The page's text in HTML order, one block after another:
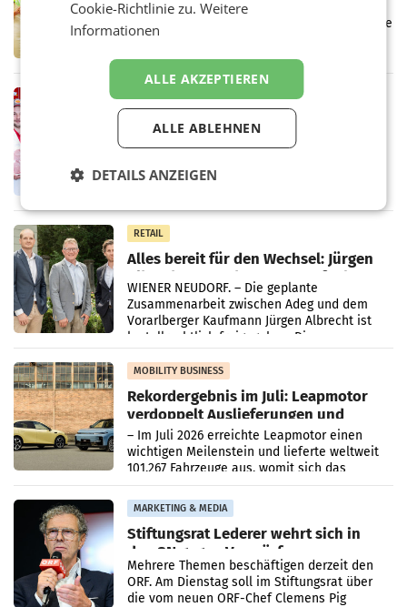
Über den gesamten August hinweg rücken die
Altstoff Recycling Austria AG (ARA) und der
Handelskonzern Müller die Initiative
„Kreislauf-Helden“ in allen österreichischen
Müller-Filialen
Penny modernisiert zwei Filialen in
Ober- und Niederösterreich
WIENER NEUDORF. – Im Rahmen einer
laufenden Modernisierungsoffensive
in Haag sowie im rund
RETAIL
Alles bereit für den Wechsel: Jürgen
Albrecht setzt ab 1.1.2027 auf Adeg
WIENER NEUDORF. – Die geplante
Zusammenarbeit zwischen Adeg und dem
Vorarlberger Kaufmann Jürgen Albrecht ist
kartellrechtlich freigegeben: Die
Bundeswettbewerbsbehörde und der
Bundeskartellanwalt
MOBILITY BUSINESS
Rekordergebnis im Juli: Leapmotor
verdoppelt Auslieferungen und
überschreitet die 100.000er-Marke
– Im Juli 2026 erreichte Leapmotor einen
wichtigen Meilenstein und lieferte weltweit
101.267 Fahrzeuge aus, womit sich das
Ergebnis gegenüber Juli 2025 mehr als
verdoppelte (+102
MARKETING & MEDIA
Stiftungsrat Lederer wehrt sich in
den SN gegen Vorwürfe
Mehrere Themen beschäftigen derzeit den
ORF. Am Dienstag soll im Stiftungsrat über
die vom neuen ORF-Chef Clemens Pig
Cookie-Richtlinie zu.Weitere
Informationen
ALLE AKZEPTIEREN
ALLE ABLEHNEN
DETAILS ANZEIGEN